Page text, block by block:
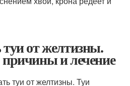
от желтизны.
и лечение